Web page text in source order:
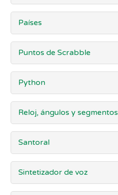
Países
Puntos de Scrabble
Python
Reloj, ángulos y segmentos
Santoral
Sintetizador de voz